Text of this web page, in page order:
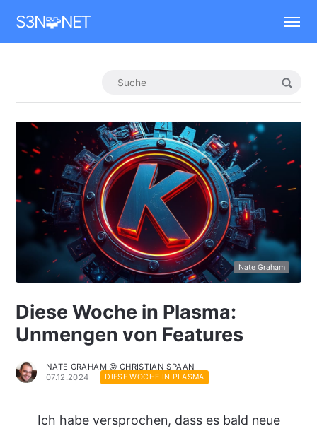
S3N🧩NET
Nate Graham
Diese Woche in Plasma:
Unmengen von Features
NATE GRAHAM 😛 CHRISTIAN SPAAN
07.12.2024
DIESE WOCHE IN PLASMA
Ich habe versprochen, dass es bald neue